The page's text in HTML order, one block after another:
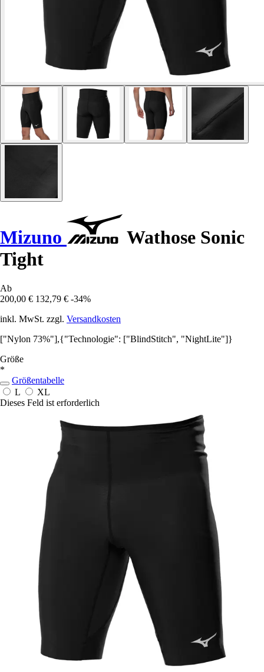
Mizuno
Wathose Sonic
Tight
Ab
200,00 € 132,79 € -34%
inkl. MwSt. zzgl. Versandkosten
["Nylon 73%"],{"Technologie": ["BlindStitch", "NightLite"]}
Größe
*
Größentabelle
L
XL
Dieses Feld ist erforderlich